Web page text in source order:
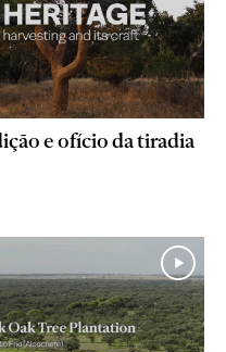
e ofício da tiradia